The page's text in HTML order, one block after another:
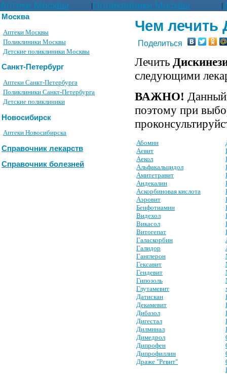
Аптеки Москвы |Поликлиники Москвы |
Москва
Аптеки Москвы
Поликлиники Москвы
Детские поликлиники Москвы
Санкт-Петербург
Аптеки Санкт-Петербурга
Поликлиники Санкт-Петербурга
Детские поликлиники
Новосибирск
Аптеки Новосибирска
Справочник лекарств
Справочник болезней
Чем лечить
Поделиться
Лечить
следующими
ВАЖНО! Данный
поэтому при
Абомин
Аевит
Аекол
Альфакальцидол
Амитетравит
Андекалин
Аскорбиновая кислота
Аэровит
Бенфотиамин
Видехол
Викасол
Витогепат
Галаскорбин
Галидор
Ганглерон
Гексавит
Гендевит
Гипозоль
Глутамевит
Датискан
Декамевит
Дибазол
Дигестал
Дилминал
Димедрол
Дипрофен
Дипрофиллин
Драже "Ревит"